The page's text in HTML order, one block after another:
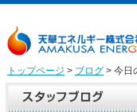
トップページ > ブログ> 今日